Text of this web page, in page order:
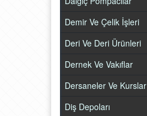
Demir Ve Çelik İşleri
Deri Ve Deri Ürünleri
Dernek Ve Vakıflar
Dersaneler Ve Kurslar
Diş Depoları